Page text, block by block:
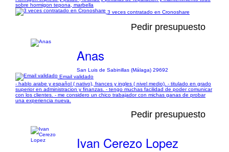
sobre hormigon tepona, marbella
3 veces contratado en Cronoshare
Pedir presupuesto
Anas
San Luis de Sabinillas (Málaga) 29692
Email validado
- hablo arabe y español ( nativo), frances y ingles ( nivel medio). - titulado en grado
superior en administracion y finanzas. - tengo muchas facilidad de poder comunicar
con los clientes. - me considero un chico trabajador con michas ganas de probar
una experiencia nueva.
Pedir presupuesto
Ivan Cerezo Lopez